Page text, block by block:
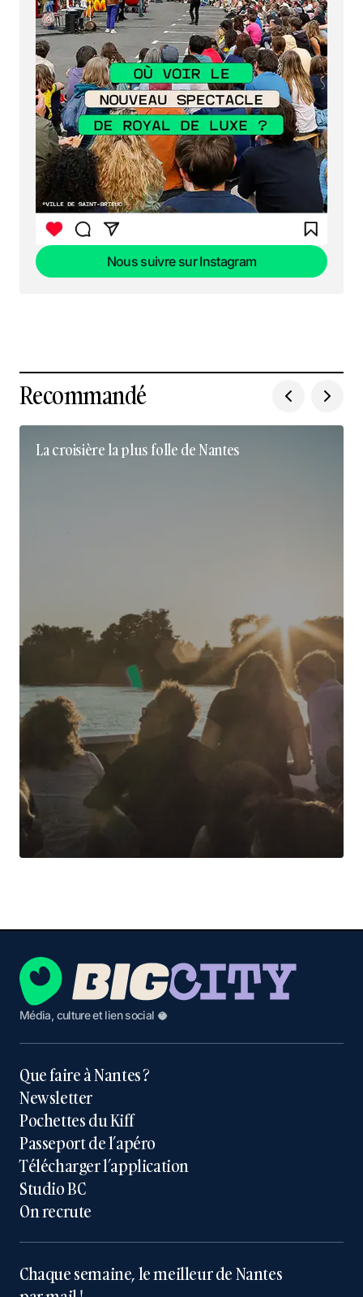
Nous suivre sur Instagram
Recommandé
La croisière la plus folle de Nantes
Média, culture et lien social 🥥
Que faire à Nantes ?
Newsletter
Pochettes du Kiff
Passeport de l’apéro
Télécharger l’application
Studio BC
On recrute
Chaque semaine, le meilleur de Nantes